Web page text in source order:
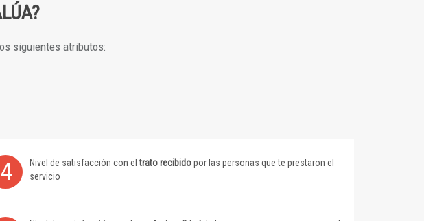
siguientes atributos:
4 Nivel de satisfacción con eltrato recibidopor las personas que te prestaron el
servicio